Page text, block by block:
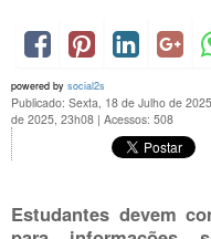
powered by social2s
Publicado: Sexta, 18 de Julho de
de 2025, 23h08 | Acessos: 508
Estudantes devem